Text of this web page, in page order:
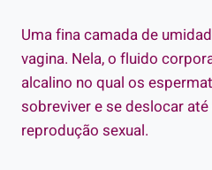
Uma fina camada de
vagina. Nela, o fluido
alcalino no qual os
sobreviver e se deslocar
reprodução sexual.